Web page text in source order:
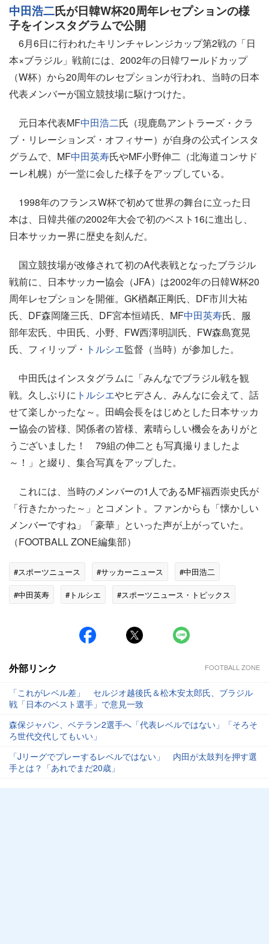
中田浩二氏が日韓W杯20周年レセプションの様
子をインスタグラムで公開
6月6日に行われたキリンチャレンジカップ第2戦の「日
本×ブラジル」戦前には、2002年の日韓ワールドカップ
（W杯）から20周年のレセプションが行われ、当時の日本
代表メンバーが国立競技場に駆けつけた。
元日本代表MF中田浩二氏（現鹿島アントラーズ・クラ
ブ・リレーションズ・オフィサー）が自身の公式インスタ
グラムで、MF中田英寿氏やMF小野伸二（北海道コンサド
ーレ札幌）が一堂に会した様子をアップしている。
1998年のフランスW杯で初めて世界の舞台に立った日
本は、日韓共催の2002年大会で初のベスト16に進出し、
日本サッカー界に歴史を刻んだ。
国立競技場が改修されて初のA代表戦となったブラジル
戦前に、日本サッカー協会（JFA）は2002年の日韓W杯20
周年レセプションを開催。GK楢粼正剛氏、DF市川大祐
氏、DF森岡隆三氏、DF宮本恒靖氏、MF中田英寿氏、服
部年宏氏、中田氏、小野、FW西澤明訓氏、FW森島寛晃
氏、フィリップ・ トルシエ監督（当時）が参加した。
中田氏はインスタグラムに「みんなでブラジル戦を観
戦。久しぶりに トルシエやヒデさん、みんなに会えて、話
せて楽しかったな～。田嶋会長をはじめとした日本サッカ
ー協会の皆様、関係者の皆様、素晴らしい機会をありがと
うございました！ 79組の伸二とも写真撮りましたよ
～！」と綴り、集合写真をアップした。
これには、当時のメンバーの1人であるMF福西崇史氏が
「行きたかった～」とコメント。ファンからも「懐かしい
メンバーですね」「豪華」といった声が上がっていた。
（FOOTBALL ZONE編集部）
#スポーツニュース #サッカーニュース
#中田浩二
#中田英寿
#トルシエ #スポーツニュース・トピックス
外部リンク FOOTBALL ZONE
「これがレベル差」 セルジオ越後氏＆松木安太郎氏、ブラジル
戦「日本のベスト選手」で意見一致
森保ジャパン、ベテラン2選手へ「代表レベルではない」「そろそ
ろ世代交代してもいい」
「Jリーグでプレーするレベルではない」 内田が太鼓判を押す選
手とは？「あれでまだ20歳」